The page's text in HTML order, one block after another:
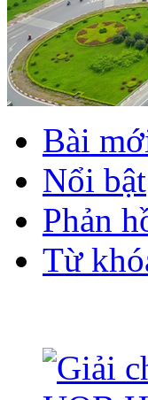
Bài
Nổi bật
Phản
Từ